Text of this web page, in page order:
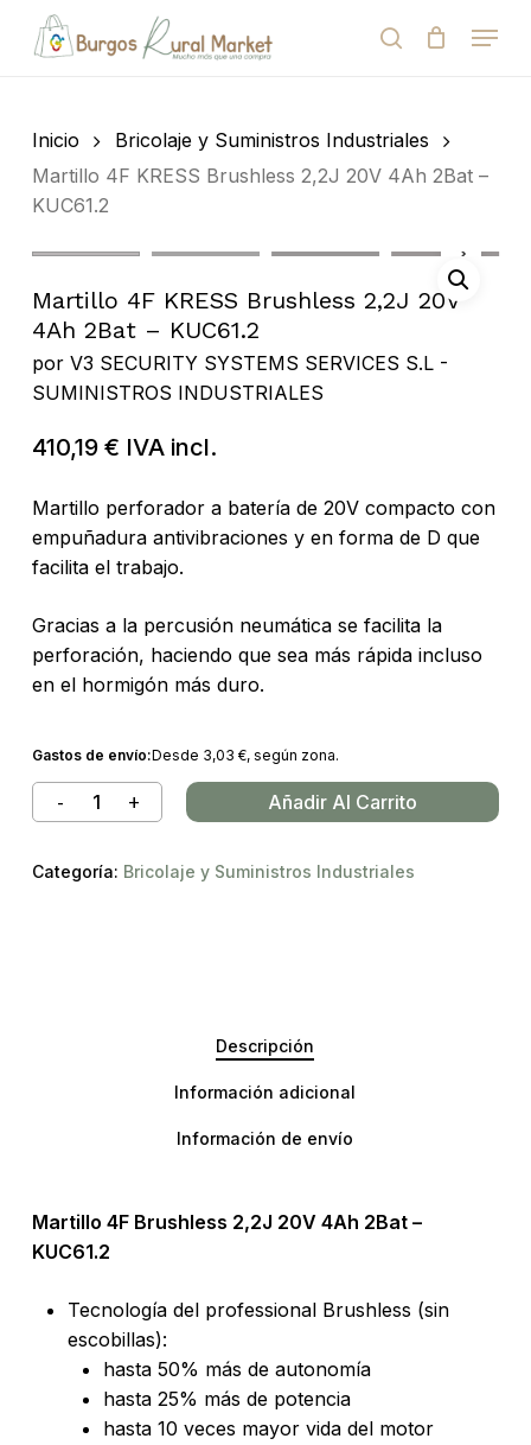
de
search
Menu
Cart
Inicio
Bricolaje y Suministros Industriales
Martillo 4F KRESS Brushless 2,2J 20V 4Ah 2Bat –
KUC61.2
Martillo 4F KRESS Brushless 2,2J 20V
4Ah 2Bat – KUC61.2
por V3 SECURITY SYSTEMS SERVICES S.L -
SUMINISTROS INDUSTRIALES
410,19 € IVA incl.
Martillo perforador a batería de 20V compacto con
empuñadura antivibraciones y en forma de D que
facilita el trabajo.
Gracias a la percusión neumática se facilita la
perforación, haciendo que sea más rápida incluso
en el hormigón más duro.
Gastos de envío:Desde 3,03 €, según zona.
Añadir Al Carrito
Categoría: Bricolaje y Suministros Industriales
Descripción
Información adicional
Información de envío
Martillo 4F Brushless 2,2J 20V 4Ah 2Bat –
KUC61.2
Tecnología del professional Brushless (sin
escobillas):
hasta 50% más de autonomía
hasta 25% más de potencia
hasta 10 veces mayor vida del motor